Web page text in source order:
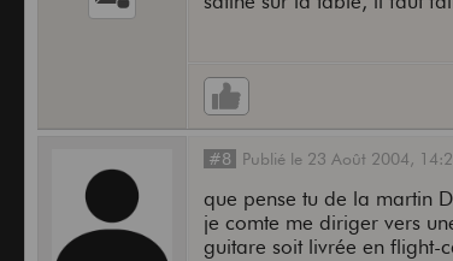
#8 Publié le 23 Août 2004,
que pense tu de la martin
je comte me diriger vers
guitare soit livrée en flight-